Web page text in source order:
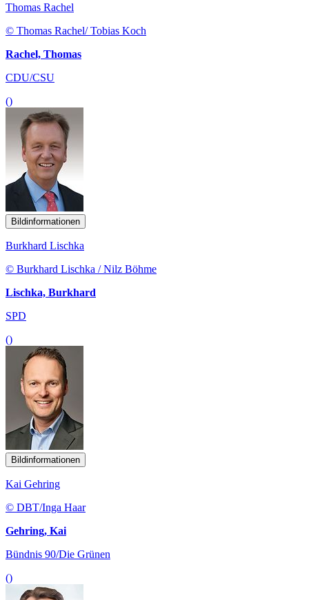
Thomas Rachel
© Thomas Rachel/ Tobias Koch
Rachel, Thomas
CDU/CSU
()
Bildinformationen
Burkhard Lischka
© Burkhard Lischka / Nilz Böhme
Lischka, Burkhard
SPD
()
Bildinformationen
Kai Gehring
© DBT/Inga Haar
Gehring, Kai
Bündnis 90/Die Grünen
()